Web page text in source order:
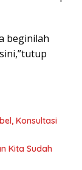
beginilah
Konsultasi
Kita Sudah